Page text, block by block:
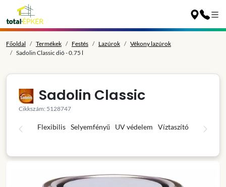
Főoldal Termékek Festés Lazúrok
Vékony lazúrok
Sadolin Classic dió - 0.75 l
Sadolin Classic
Cikkszám: 5128747
Flexibilis Selyemfényű UV védelem Víztaszító